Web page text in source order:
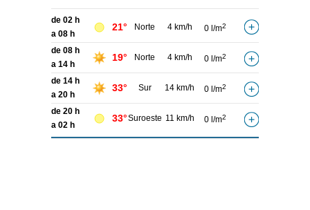
de 02 h
a 08 h
21° Norte 4 km/h 0 l/m2
de 08 h
a 14 h
19° Norte 4 km/h 0 l/m2
de 14 h
a 20 h
33° Sur 14 km/h 0 l/m2
de 20 h
a 02 h
33°Suroeste 11 km/h 0 l/m2